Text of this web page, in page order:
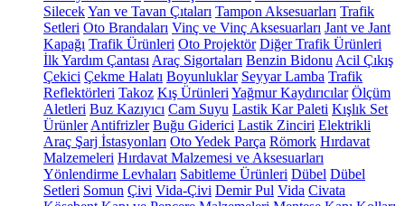
SilecekYan ve Tavan Çıtaları Tampon Aksesuarları Trafik
Setleri Oto Brandaları Vinç ve Vinç Aksesuarları Jant ve Jant
Kapağı Trafik Ürünleri Oto Projektör Diğer Trafik Ürünleri
İlk Yardım Çantası Araç Sigortaları Benzin Bidonu Acil Çıkış
Çekici Çekme Halatı Boyunluklar Seyyar Lamba Trafik
Reflektörleri Takoz Kış Ürünleri Yağmur Kaydırıcılar Ölçüm
Aletleri Buz Kazıyıcı Cam Suyu Lastik Kar Paleti Kışlık Set
Ürünler Antifrizler Buğu Giderici Lastik Zinciri Elektrikli
Araç Şarj İstasyonları Oto Yedek Parça Römork Hırdavat
Malzemeleri Hırdavat Malzemesi ve Aksesuarları
Yönlendirme Levhaları Sabitleme Ürünleri Dübel Dübel
Setleri Somun Çivi Vida-Çivi Demir Pul Vida Civata